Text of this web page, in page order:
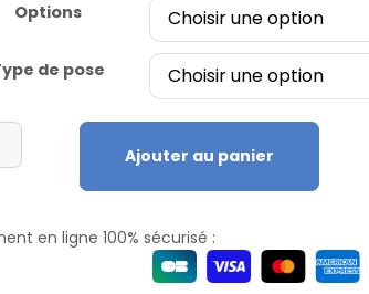
Options
de pose
Ajouter au panier
en ligne 100% sécurisé :